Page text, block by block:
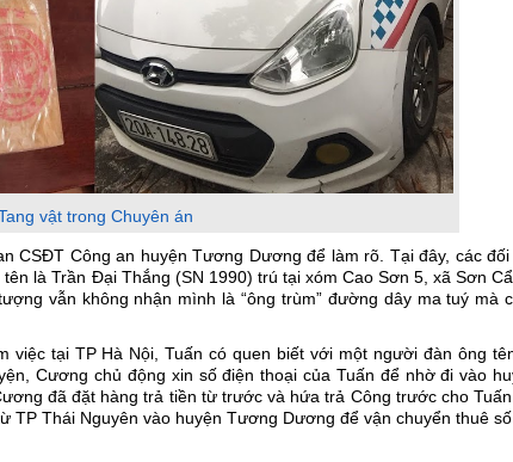
vật trong Chuyên án
CSĐT Công an huyện Tương Dương để làm rõ. Tại đây, các
là Trần Đại Thắng (SN 1990) trú tại xóm Cao Sơn 5, xã Sơn
vẫn không nhận mình là “ông trùm” đường dây ma tuý mà
việc tại TP Hà Nội, Tuấn có quen biết với một người đàn ông
Cương chủ động xin số điện thoại của Tuấn để nhờ đi vào
đã đặt hàng trả tiền từ trước và hứa trả Công trước cho
TP Thái Nguyên vào huyện Tương Dương để vận chuyển thuê